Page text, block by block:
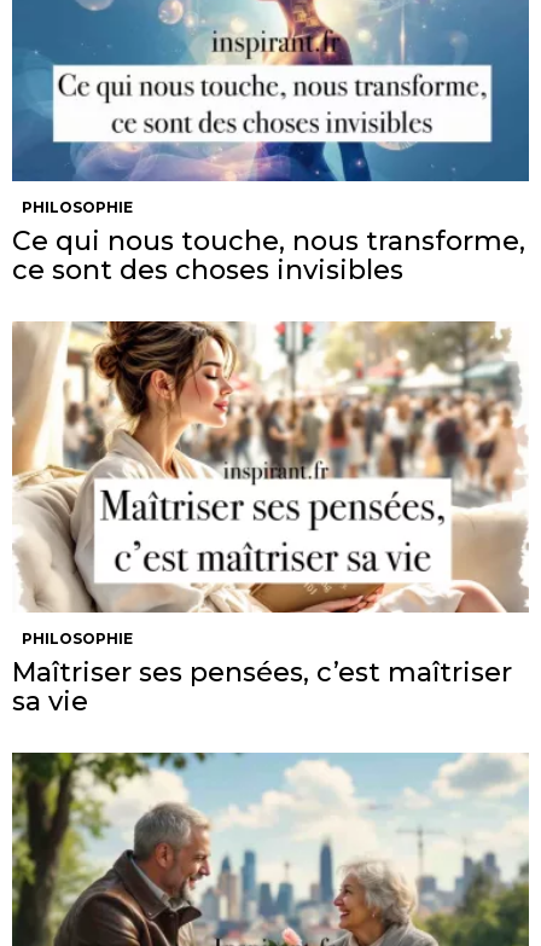
PHILOSOPHIE
Ce qui nous touche, nous transforme,
ce sont des choses invisibles
PHILOSOPHIE
Maîtriser ses pensées, c’est maîtriser
sa vie